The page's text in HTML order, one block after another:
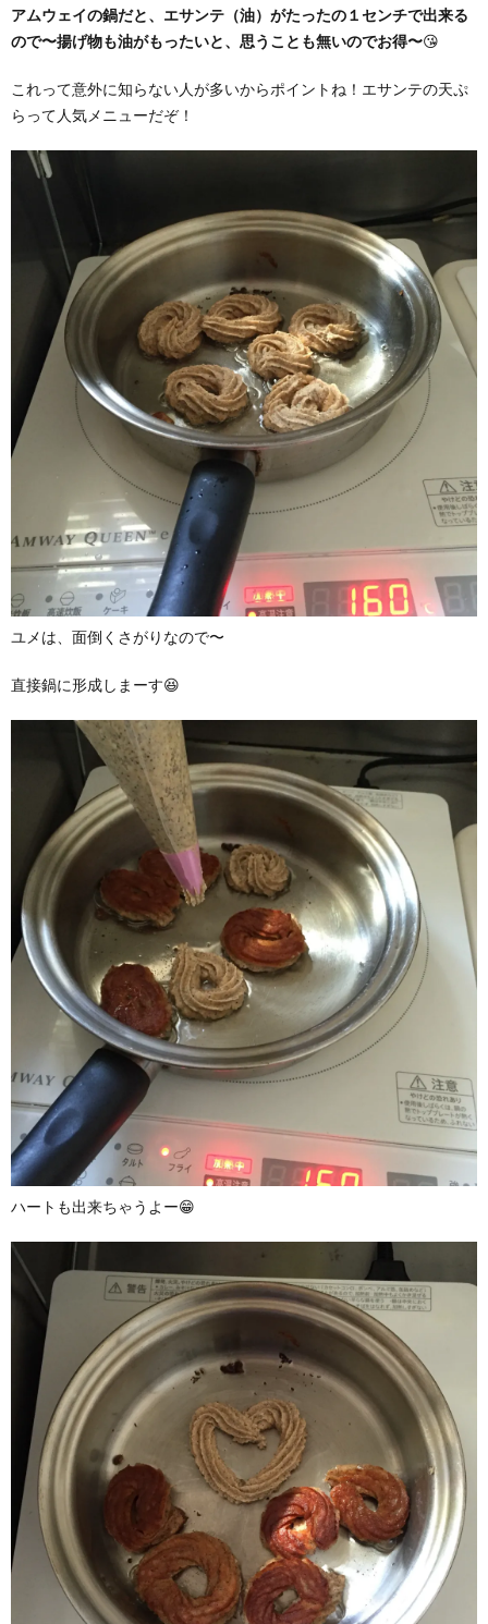
アムウェイの鍋だと、エサンテ（油）がたったの１センチで出来る
ので〜揚げ物も油がもったいと、思うことも無いのでお得〜😘
これって意外に知らない人が多いからポイントね！エサンテの天ぷ
らって人気メニューだぞ！
ユメは、面倒くさがりなので〜
直接鍋に形成しまーす😆
ハートも出来ちゃうよー😁